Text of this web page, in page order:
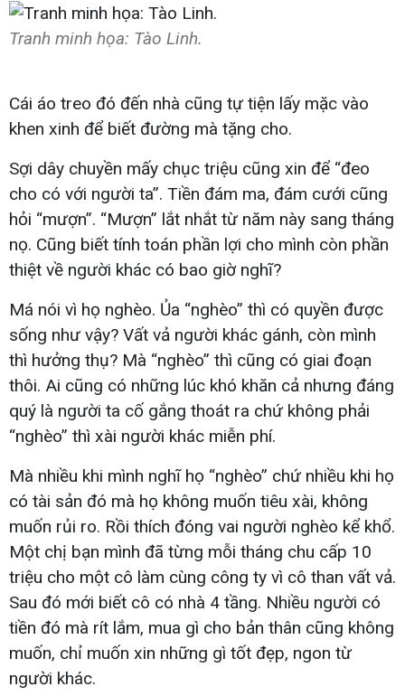
Tranh minh họa: Tào Linh.
Cái áo treo đó đến nhà cũng tự tiện lấy mặc vào
khen xinh để biết đường mà tặng cho.
Sợi dây chuyền mấy chục triệu cũng xin để “đeo
cho có với người ta”. Tiền đám ma, đám cưới cũng
hỏi “mượn”. “Mượn” lắt nhắt từ năm này sang tháng
nọ. Cũng biết tính toán phần lợi cho mình còn phần
thiệt về người khác có bao giờ nghĩ?
Má nói vì họ nghèo. Ủa “nghèo” thì có quyền được
sống như vậy? Vất vả người khác gánh, còn mình
thì hưởng thụ? Mà “nghèo” thì cũng có giai đoạn
thôi. Ai cũng có những lúc khó khăn cả nhưng đáng
quý là người ta cố gắng thoát ra chứ không phải
“nghèo” thì xài người khác miễn phí.
Mà nhiều khi mình nghĩ họ “nghèo” chứ nhiều khi họ
có tài sản đó mà họ không muốn tiêu xài, không
muốn rủi ro. Rồi thích đóng vai người nghèo kể khổ.
Một chị bạn mình đã từng mỗi tháng chu cấp 10
triệu cho một cô làm cùng công ty vì cô than vất vả.
Sau đó mới biết cô có nhà 4 tầng. Nhiều người có
tiền đó mà rít lắm, mua gì cho bản thân cũng không
muốn, chỉ muốn xin những gì tốt đẹp, ngon từ
người khác.